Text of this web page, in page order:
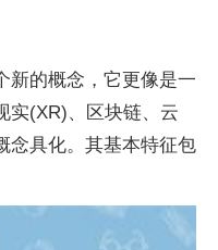
新的概念，它更像是一
实(XR)、区块链、云
念具化。其基本特征包